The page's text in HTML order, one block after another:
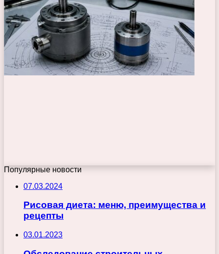
Популярные новости
07.03.2024
Рисовая диета: меню, преимущества и
рецепты
03.01.2023